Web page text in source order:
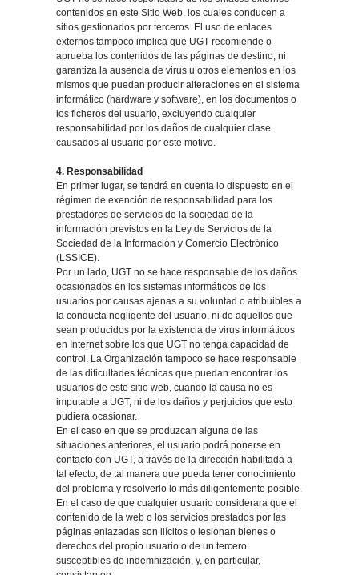
contenidos en este Sitio Web, los cuales conducen a
sitios gestionados por terceros. El uso de enlaces
externos tampoco implica que UGT recomiende o
aprueba los contenidos de las páginas de destino, ni
garantiza la ausencia de virus u otros elementos en los
mismos que puedan producir alteraciones en el sistema
informático (hardware y software), en los documentos o
los ficheros del usuario, excluyendo cualquier
responsabilidad por los daños de cualquier clase
causados al usuario por este motivo.
4. Responsabilidad
En primer lugar, se tendrá en cuenta lo dispuesto en el
régimen de exención de responsabilidad para los
prestadores de servicios de la sociedad de la
información previstos en la Ley de Servicios de la
Sociedad de la Información y Comercio Electrónico
(LSSICE).
Por un lado, UGT no se hace responsable de los daños
ocasionados en los sistemas informáticos de los
usuarios por causas ajenas a su voluntad o atribuibles a
la conducta negligente del usuario, ni de aquellos que
sean producidos por la existencia de virus informáticos
en Internet sobre los que UGT no tenga capacidad de
control. La Organización tampoco se hace responsable
de las dificultades técnicas que puedan encontrar los
usuarios de este sitio web, cuando la causa no es
imputable a UGT, ni de los daños y perjuicios que esto
pudiera ocasionar.
En el caso en que se produzcan alguna de las
situaciones anteriores, el usuario podrá ponerse en
contacto con UGT, a través de la dirección habilitada a
tal efecto, de tal manera que pueda tener conocimiento
del problema y resolverlo lo más diligentemente posible.
En el caso de que cualquier usuario considerara que el
contenido de la web o los servicios prestados por las
páginas enlazadas son ilícitos o lesionan bienes o
derechos del propio usuario o de un tercero
susceptibles de indemnización, y, en particular,